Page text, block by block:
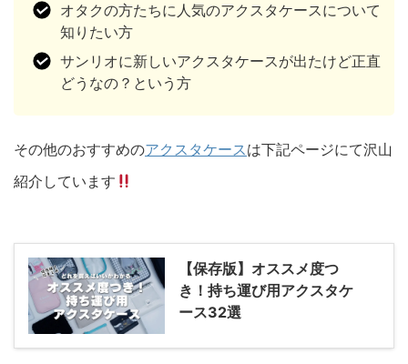
オタクの方たちに人気のアクスタケースについて
知りたい方
サンリオに新しいアクスタケースが出たけど正直
どうなの？という方
その他のおすすめのアクスタケースは下記ページにて沢山
紹介しています
【保存版】オススメ度つ
き！持ち運び用アクスタケ
ース32選